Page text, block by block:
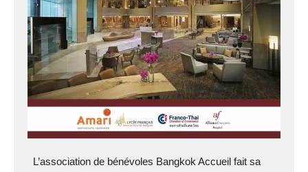
L’association de bénévoles Bangkok Accueil fait sa